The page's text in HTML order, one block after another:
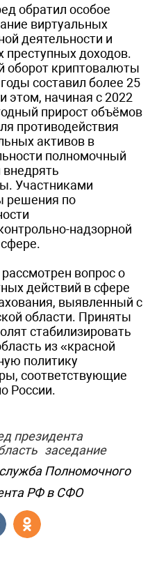
обратил особое
виртуальных
деятельности и
доходов.
оборот криптовалюты
составил более 25
этом, начиная с 2022
прирост объёмов
противодействия
активов в
полномочный
внедрять
Участниками
решения по
надзорной
вопрос о
действий в сфере
выявленный с
области. Приняты
стабилизировать
из «красной
политику
соответствующие
России.
президента
заседание
Полномочного
РФ в СФО